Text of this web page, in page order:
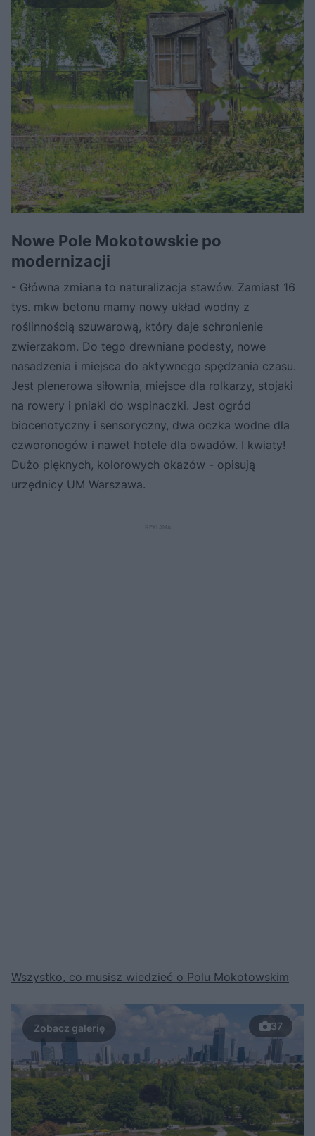
Nowe Pole Mokotowskie po
modernizacji
- Główna zmiana to naturalizacja stawów. Zamiast 16
tys. mkw betonu mamy nowy układ wodny z
roślinnością szuwarową, który daje schronienie
zwierzakom. Do tego drewniane podesty, nowe
nasadzenia i miejsca do aktywnego spędzania czasu.
Jest plenerowa siłownia, miejsce dla rolkarzy, stojaki
na rowery i pniaki do wspinaczki. Jest ogród
biocenotyczny i sensoryczny, dwa oczka wodne dla
czworonogów i nawet hotele dla owadów. I kwiaty!
Dużo pięknych, kolorowych okazów - opisują
urzędnicy UM Warszawa.
Wszystko, co musisz wiedzieć o Polu Mokotowskim
37